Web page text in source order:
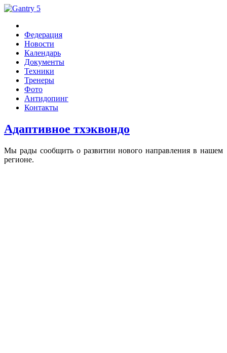
Федерация
Новости
Календарь
Документы
Техники
Тренеры
Фото
Антидопинг
Контакты
Адаптивное тхэквондо
Мы рады сообщить о развитии нового направления в нашем
регионе.